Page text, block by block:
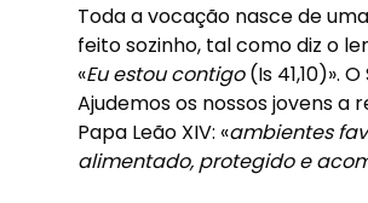
Toda a vocação nasce de
feito sozinho, tal como diz o
«Eu estou contigo(Is 41,10)».
Ajudemos os nossos jovens a
Papa Leão XIV: «ambientes
alimentado, protegido e